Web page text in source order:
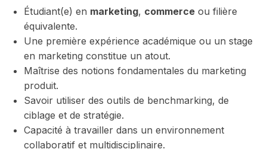
Étudiant(e) en marketing, commerce ou filière
équivalente.
Une première expérience académique ou un stage
en marketing constitue un atout.
Maîtrise des notions fondamentales du marketing
produit.
Savoir utiliser des outils de benchmarking, de
ciblage et de stratégie.
Capacité à travailler dans un environnement
collaboratif et multidisciplinaire.